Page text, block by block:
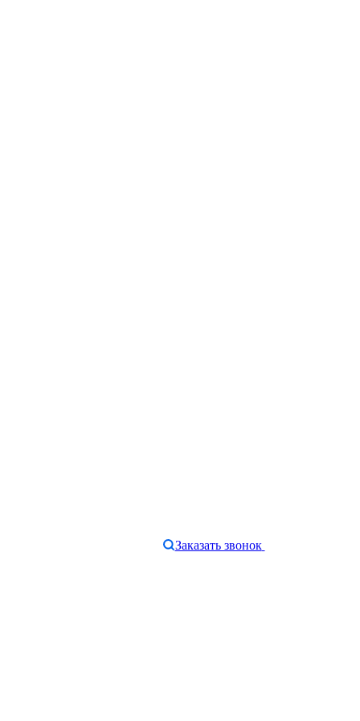
Заказать звонок